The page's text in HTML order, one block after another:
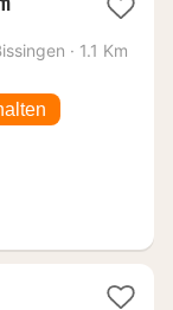
· 1.1 Km